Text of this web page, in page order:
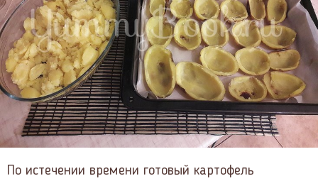
По истечении времени готовый картофель